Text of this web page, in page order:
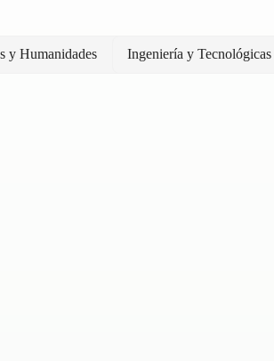
y Humanidades Ingeniería y Tecnológicas